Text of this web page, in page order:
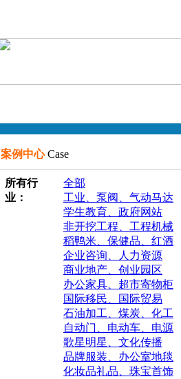
案例中心Case
所有行
业：
全部
工业、泵阀、气动马达
学生教育、政府网站
非开挖工程、工程机械
稻鸭米、保健品、红酒
企业咨询、人力资源
商业地产、创业园区
办公家具、超市寄物柜
国际移民、国际贸易
石油加工、煤炭、化工
自动门、电动车、电源
歌星明星、文化传播
品牌服装、办公室地毯
化妆品礼品、珠宝首饰